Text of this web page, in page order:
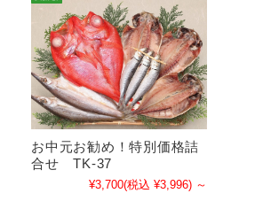
お中元お勧め！特別価格詰
合せ TK-37
¥3,700(税込 ¥3,996) ～